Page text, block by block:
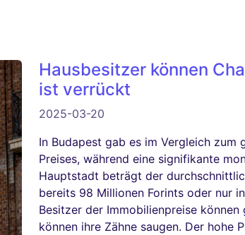
Hausbesitzer können
ist verrückt
2025-03-20
In Budapest gab es im Vergleich zum
Preises, während eine signifikante
Hauptstadt beträgt der
bereits 98 Millionen Forints oder nur
Besitzer der Immobilienpreise
können ihre Zähne saugen. Der hohe